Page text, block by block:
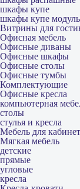
шкафы купе
шкафы купе
Витрины для
Офисная мебель
Офисные диваны
Офисные шкафы
Офисные столы
Офисные тумбы
Комплектующие
Офисные кресла
компьютерная
столы
стулья и кресла
Мебель для
Мягкая мебель
детские
прямые
угловые
кресла